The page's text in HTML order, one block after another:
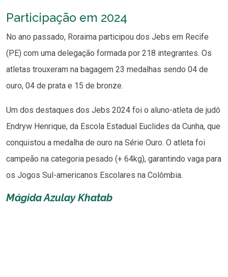
Participação em 2024
No ano passado, Roraima participou dos Jebs em Recife
(PE) com uma delegação formada por 218 integrantes. Os
atletas trouxeram na bagagem 23 medalhas sendo 04 de
ouro, 04 de prata e 15 de bronze.
Um dos destaques dos Jebs 2024 foi o aluno-atleta de judô
Endryw Henrique, da Escola Estadual Euclides da Cunha, que
conquistou a medalha de ouro na Série Ouro. O atleta foi
campeão na categoria pesado (+ 64kg), garantindo vaga para
os Jogos Sul-americanos Escolares na Colômbia.
Mágida Azulay Khatab